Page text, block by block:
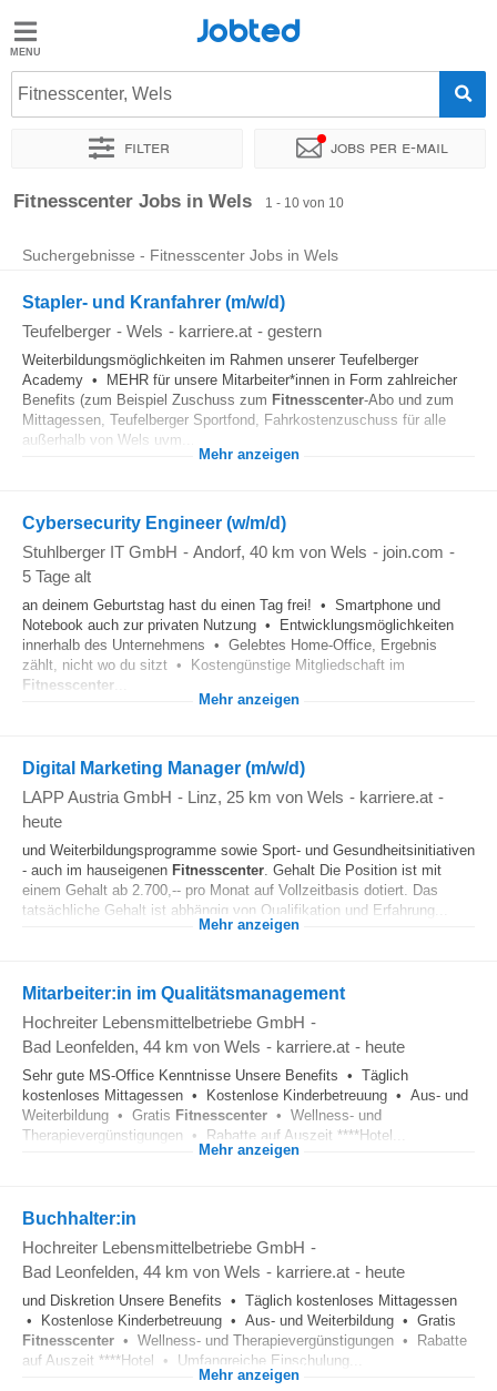
Jobted
Jobs
Jobted
Fitnesscenter, Wels
Filter Jobs per e-mail
Sortieren nach Genauer Standort Unternehmen
Fitnesscenter Jobs in Wels 1 - 10 von 10
Suchergebnisse - Fitnesscenter Jobs in Wels
Stapler- und Kranfahrer (m/w/d)
Teufelberger - Wels - karriere.at - gestern
Weiterbildungsmöglichkeiten im Rahmen unserer Teufelberger
Academy • MEHR für unsere Mitarbeiter*innen in Form zahlreicher
Benefits (zum Beispiel Zuschuss zum Fitnesscenter-Abo und zum
Mittagessen, Teufelberger Sportfond, Fahrkostenzuschuss für alle
außerhalb von Wels uvm...
Mehr anzeigen
Cybersecurity Engineer (w/m/d)
Stuhlberger IT GmbH - Andorf, 40 km von Wels - join.com -
5 Tage alt
an deinem Geburtstag hast du einen Tag frei! • Smartphone und
Notebook auch zur privaten Nutzung • Entwicklungsmöglichkeiten
innerhalb des Unternehmens • Gelebtes Home-Office, Ergebnis
zählt, nicht wo du sitzt • Kostengünstige Mitgliedschaft im
Fitnesscenter
Mehr anzeigen
Digital Marketing Manager (m/w/d)
LAPP Austria GmbH - Linz, 25 km von Wels - karriere.at -
heute
und Weiterbildungsprogramme sowie Sport- und Gesundheitsinitiativen
- auch im hauseigenen Fitnesscenter. Gehalt Die Position ist mit
einem Gehalt ab 2.700,-- pro Monat auf Vollzeitbasis dotiert. Das
tatsächliche Gehalt ist abhängig von Qualifikation und Erfahrung...
Mehr anzeigen
Mitarbeiter:in im Qualitätsmanagement
Hochreiter Lebensmittelbetriebe GmbH -
Bad Leonfelden, 44 km von Wels - karriere.at - heute
Sehr gute MS-Office Kenntnisse Unsere Benefits • Täglich
kostenloses Mittagessen • Kostenlose Kinderbetreuung • Aus- und
Weiterbildung • Gratis Fitnesscenter • Wellness- und
Therapievergünstigungen • Rabatte auf Auszeit ****Hotel...
Mehr anzeigen
Buchhalter:in
Hochreiter Lebensmittelbetriebe GmbH -
Bad Leonfelden, 44 km von Wels - karriere.at - heute
und Diskretion Unsere Benefits • Täglich kostenloses Mittagessen
• Kostenlose Kinderbetreuung • Aus- und Weiterbildung • Gratis
Fitnesscenter • Wellness- und Therapievergünstigungen • Rabatte
auf Auszeit ****Hotel • Umfangreiche Einschulung...
Mehr anzeigen